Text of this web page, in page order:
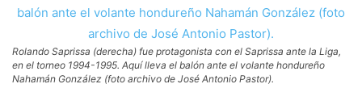
Rolando Saprissa (derecha) fue protagonista con el Saprissa ante la Liga,
en el torneo 1994-1995. Aquí lleva el balón ante el volante hondureño
Nahamán González (foto archivo de José Antonio Pastor).